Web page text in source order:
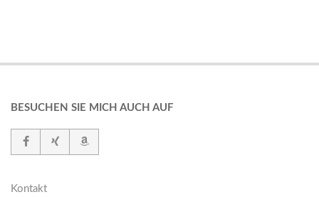
BESUCHEN SIE MICH AUCH AUF
Kontakt